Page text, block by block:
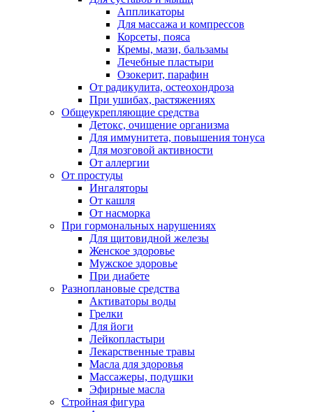
Аппликаторы
Для массажа и компрессов
Корсеты, пояса
Кремы, мази, бальзамы
Лечебные пластыри
Озокерит, парафин
От радикулита, остеохондроза
При ушибах, растяжениях
Общеукрепляющие средства
Детокс, очищение организма
Для иммунитета, повышения тонуса
Для мозговой активности
От аллергии
От простуды
Ингаляторы
От кашля
От насморка
При гормональных нарушениях
Для щитовидной железы
Женское здоровье
Мужское здоровье
При диабете
Разноплановые средства
Активаторы воды
Грелки
Для йоги
Лейкопластыри
Лекарственные травы
Масла для здоровья
Массажеры, подушки
Эфирные масла
Стройная фигура